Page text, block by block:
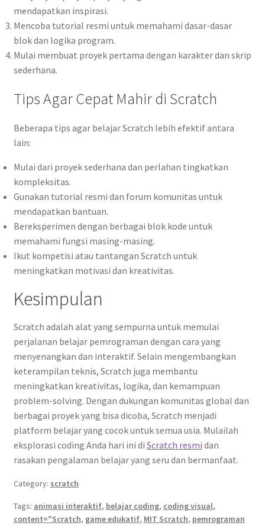
mendapatkan inspirasi.
Mencoba tutorial resmi untuk memahami dasar-dasar
blok dan logika program.
Mulai membuat proyek pertama dengan karakter dan skrip
sederhana.
Tips Agar Cepat Mahir di Scratch
Beberapa tips agar belajar Scratch lebih efektif antara
lain:
Mulai dari proyek sederhana dan perlahan tingkatkan
kompleksitas.
Gunakan tutorial resmi dan forum komunitas untuk
mendapatkan bantuan.
Bereksperimen dengan berbagai blok kode untuk
memahami fungsi masing-masing.
Ikut kompetisi atau tantangan Scratch untuk
meningkatkan motivasi dan kreativitas.
Kesimpulan
Scratch adalah alat yang sempurna untuk memulai
perjalanan belajar pemrograman dengan cara yang
menyenangkan dan interaktif. Selain mengembangkan
keterampilan teknis, Scratch juga membantu
meningkatkan kreativitas, logika, dan kemampuan
problem-solving. Dengan dukungan komunitas global dan
berbagai proyek yang bisa dicoba, Scratch menjadi
platform belajar yang cocok untuk semua usia. Mulailah
eksplorasi coding Anda hari ini di Scratch resmi dan
rasakan pengalaman belajar yang seru dan bermanfaat.
Category: scratch
Tags: animasi interaktif, belajar coding, coding visual,
content="Scratch, game edukatif, MIT Scratch, pemrograman